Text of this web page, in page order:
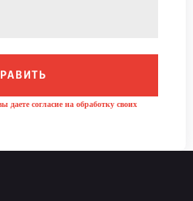
согласие на обработку своих